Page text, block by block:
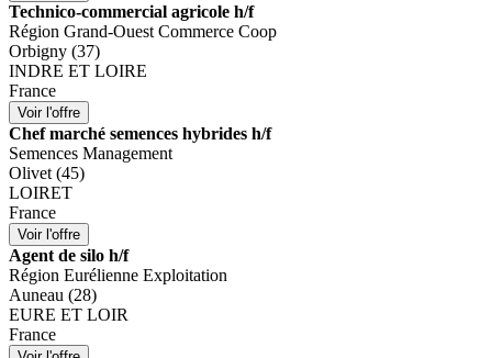
Technico-commercial agricole h/f
Région Grand-Ouest Commerce Coop
Orbigny (37)
INDRE ET LOIRE
France
Chef marché semences hybrides h/f
Semences Management
Olivet (45)
LOIRET
France
Agent de silo h/f
Région Eurélienne Exploitation
Auneau (28)
EURE ET LOIR
France